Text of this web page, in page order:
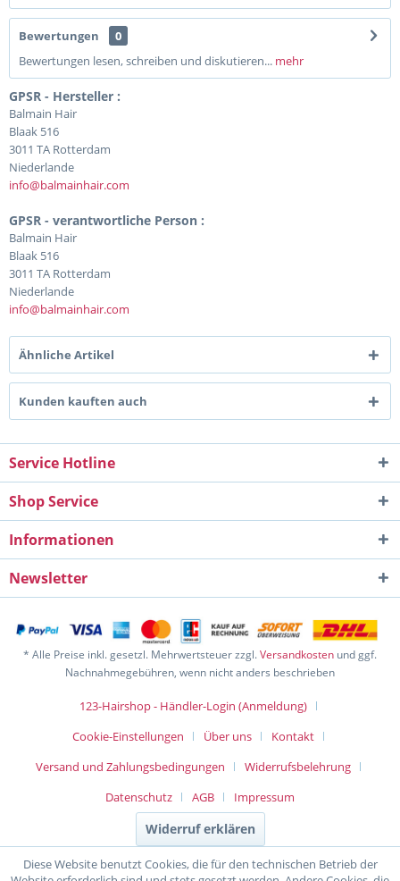
Bewertungen
0
Bewertungen lesen, schreiben und diskutieren... mehr
GPSR - Hersteller :
Balmain Hair
Blaak 516
3011 TA Rotterdam
Niederlande
info@balmainhair.com
GPSR - verantwortliche Person :
Balmain Hair
Blaak 516
3011 TA Rotterdam
Niederlande
info@balmainhair.com
Ähnliche Artikel
Kunden kauften auch
Service Hotline
Shop Service
Informationen
Newsletter
* Alle Preise inkl. gesetzl. Mehrwertsteuer zzgl.Versandkosten und ggf.
Nachnahmegebühren, wenn nicht anders beschrieben
123-Hairshop - Händler-Login (Anmeldung)
Cookie-Einstellungen
Über uns
Kontakt
Versand und Zahlungsbedingungen
Widerrufsbelehrung
Datenschutz
AGB Impressum
Widerruf erklären
Diese Website benutzt Cookies, die für den technischen Betrieb der